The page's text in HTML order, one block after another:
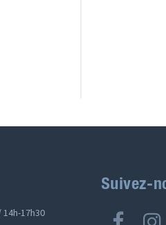
17h30
Suivez-